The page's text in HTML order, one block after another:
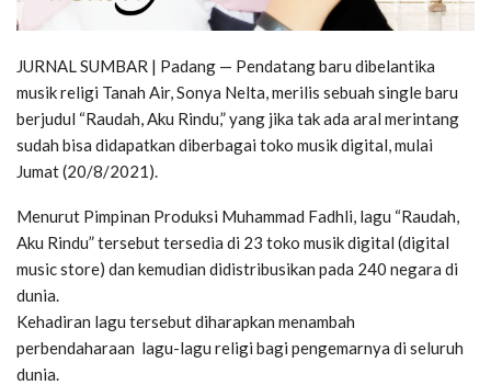
JURNAL SUMBAR | Padang — Pendatang baru dibelantika
musik religi Tanah Air, Sonya Nelta, merilis sebuah single baru
berjudul “Raudah, Aku Rindu,” yang jika tak ada aral merintang
sudah bisa didapatkan diberbagai toko musik digital, mulai
Jumat (20/8/2021).
Menurut Pimpinan Produksi Muhammad Fadhli, lagu “Raudah,
Aku Rindu” tersebut tersedia di 23 toko musik digital (digital
music store) dan kemudian didistribusikan pada 240 negara di
dunia.
Kehadiran lagu tersebut diharapkan menambah
perbendaharaan lagu-lagu religi bagi pengemarnya di seluruh
dunia.